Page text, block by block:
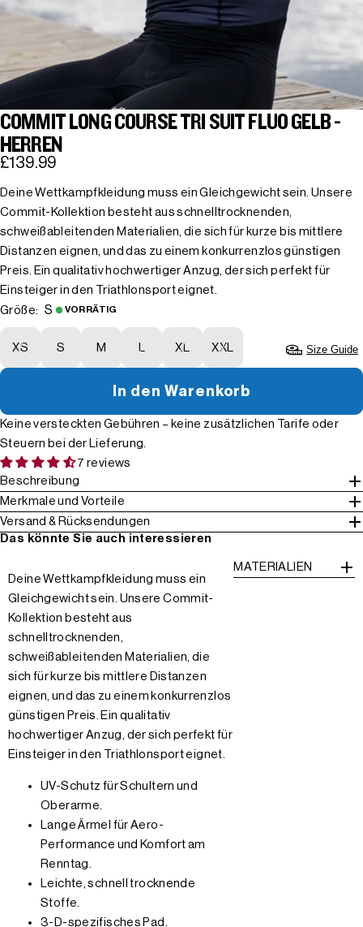
COMMIT LONG COURSE TRI SUIT FLUO GELB -
HERREN
£139.99
Deine Wettkampfkleidung muss ein Gleichgewicht sein. Unsere
Commit-Kollektion besteht aus schnelltrocknenden,
schweißableitenden Materialien, die sich für kurze bis mittlere
Distanzen eignen, und das zu einem konkurrenzlos günstigen
Preis. Ein qualitativ hochwertiger Anzug, der sich perfekt für
Einsteiger in den Triathlonsport eignet.
Größe:
S VORRÄTIG
XS S M L XL XXL Size Guide
In den Warenkorb
Keine versteckten Gebühren – keine zusätzlichen Tarife oder
Steuern bei der Lieferung.
7 reviews
Beschreibung
Merkmale und Vorteile
Versand & Rücksendungen
Das könnte Sie auch interessieren
Deine Wettkampfkleidung muss ein
Gleichgewicht sein. Unsere Commit-
Kollektion besteht aus
schnelltrocknenden,
schweißableitenden Materialien, die
sich für kurze bis mittlere Distanzen
eignen, und das zu einem konkurrenzlos
günstigen Preis. Ein qualitativ
hochwertiger Anzug, der sich perfekt für
Einsteiger in den Triathlonsport eignet.
UV-Schutz für Schultern und
Oberarme.
Lange Ärmel für Aero-
Performance und Komfort am
Renntag.
Leichte, schnell trocknende
Stoffe.
3-D-spezifisches Pad.
MATERIALIEN